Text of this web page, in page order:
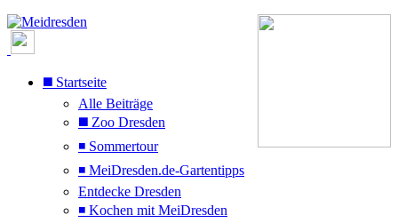
◼️ Startseite
Alle Beiträge
◼️ Zoo Dresden
◾ Sommertour
◾ MeiDresden.de-Gartentipps
Entdecke Dresden
◾ Kochen mit MeiDresden